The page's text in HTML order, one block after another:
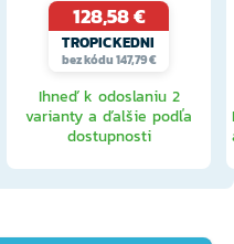
128,58 €
TROPICKEDNI
bez kódu 147,79 €
Ihneď k odoslaniu 2
varianty a ďalšie podľa
dostupnosti